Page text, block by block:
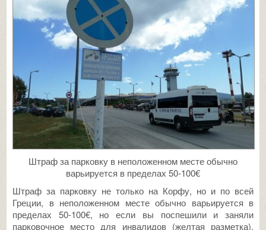
Штраф за парковку в неположенном месте обычно
варьируется в пределах 50-100€
Штраф за парковку не только на Корфу, но и по всей
Греции, в неположенном месте обычно варьируется в
пределах 50-100€, но если вы поспешили и заняли
парковочное место для инвалидов (желтая разметка),